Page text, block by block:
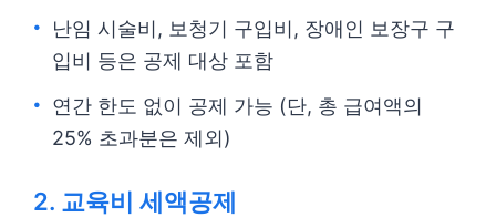
난임 시술비, 보청기 구입비, 장애인 보장구 구
입비 등은 공제 대상 포함
연간 한도 없이 공제 가능 (단, 총 급여액의
25% 초과분은 제외)
2. 교육비 세액공제